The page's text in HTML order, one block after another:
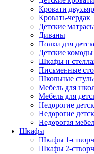
Кровати
Кровать-чердак
Детские
Диваны
Полки для
Детские комоды
Шкафы и
Письменные
Школьные
Мебель для
Мебель для
Недорогие
Недорогие
Недорогая
Шкафы
Шкафы 1-
Шкафы 2-